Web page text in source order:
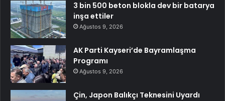
3 bin 500 beton blokla dev bir batarya
inşa ettiler
Ağustos 9, 2026
AK Parti Kayseri’de Bayramlaşma
Programı
Ağustos 9, 2026
Çin, Japon Balıkçı Teknesini Uyardı